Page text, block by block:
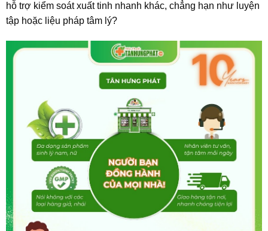
hỗ trợ kiểm soát xuất tinh nhanh khác, chẳng hạn như luyện
tập hoặc liệu pháp tâm lý?